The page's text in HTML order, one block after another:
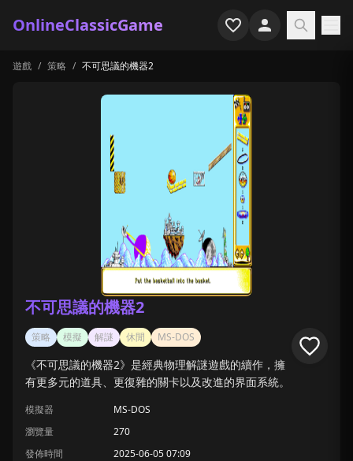
OnlineClassicGame
首頁
遊戲專題
最近玩過
遊戲 / 策略 / 不可思議的機器2
不可思議的機器2
策略 模擬 解謎 休閒 MS-DOS
《不可思議的機器2》是經典物理解謎遊戲的續作，擁
有更多元的道具、更復雜的關卡以及改進的界面系統。
模擬器
MS-DOS
瀏覽量
270
發佈時間
2025-06-05 07:09